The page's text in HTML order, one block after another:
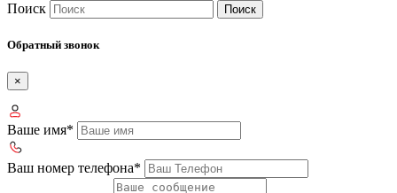
Поиск Поиск
Обратный звонок
×
Ваше имя*
Ваш номер телефона*